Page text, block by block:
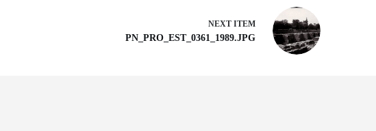
NEXT ITEM
PN_PRO_EST_0361_1989.JPG